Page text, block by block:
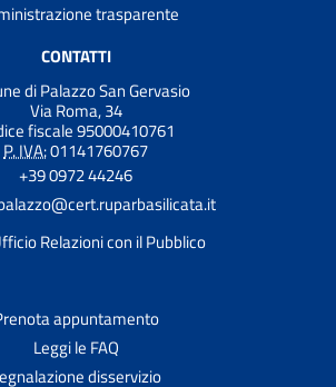
trasparente
CONTATTI
di Palazzo San Gervasio
Via Roma, 34
fiscale 95000410761
P. IVA:01141760767
+39 0972 44246
Relazioni con il Pubblico
appuntamento
Leggi le FAQ
disservizio